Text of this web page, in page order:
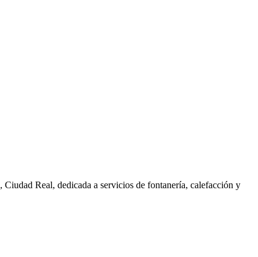
, Ciudad Real, dedicada a servicios de fontanería, calefacción y